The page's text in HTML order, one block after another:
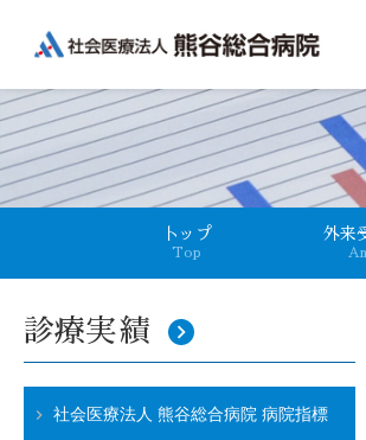
卜ップ
Top
外来
診療実績 keyboard_arrow_right
社会医療法人 熊谷総合病院 病院指標